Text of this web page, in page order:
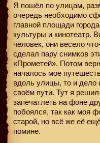
Я пошёл по улицам,
очередь необходимо
главной площади
культуры и кинотеатр.
человек, они весело
сделал пару снимков
«Прометей». Потом
началось мое
вдоль улицы, то и дело
своём пути. Тут я
запечатлеть на фоне
побоялся, так как моя
старой, но всё же её
помине.